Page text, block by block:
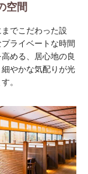
空間
でこだわった設
ライベートな時間
める、居心地の良
やかな気配りが光
。